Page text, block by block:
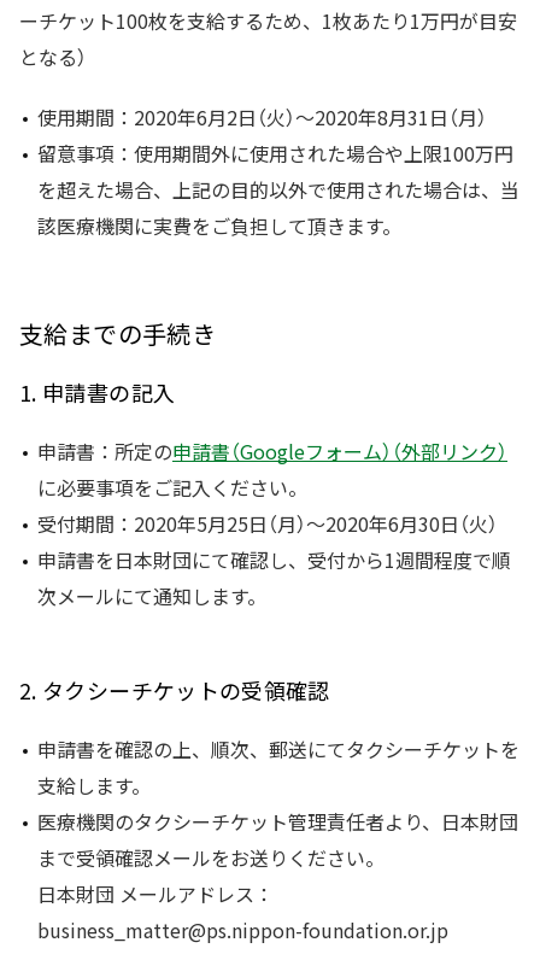
ーチケット100枚を支給するため、1枚あたり1万円が目安
となる）
使用期間：2020年6月2日（火）～2020年8月31日（月）
留意事項：使用期間外に使用された場合や上限100万円
を超えた場合、上記の目的以外で使用された場合は、当
該医療機関に実費をご負担して頂きます。
支給までの手続き
1. 申請書の記入
申請書：所定の申請書（Googleフォーム）（外部リンク）
に必要事項をご記入ください。
受付期間：2020年5月25日（月）～2020年6月30日（火）
申請書を日本財団にて確認し、受付から1週間程度で順
次メールにて通知します。
2. タクシーチケットの受領確認
申請書を確認の上、順次、郵送にてタクシーチケットを
支給します。
医療機関のタクシーチケット管理責任者より、日本財団
まで受領確認メールをお送りください。
日本財団 メールアドレス：
business_matter@ps.nippon-foundation.or.jp